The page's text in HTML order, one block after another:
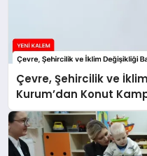
Çevre, Şehircilik ve
Kurum’dan Konut
Açıklaması